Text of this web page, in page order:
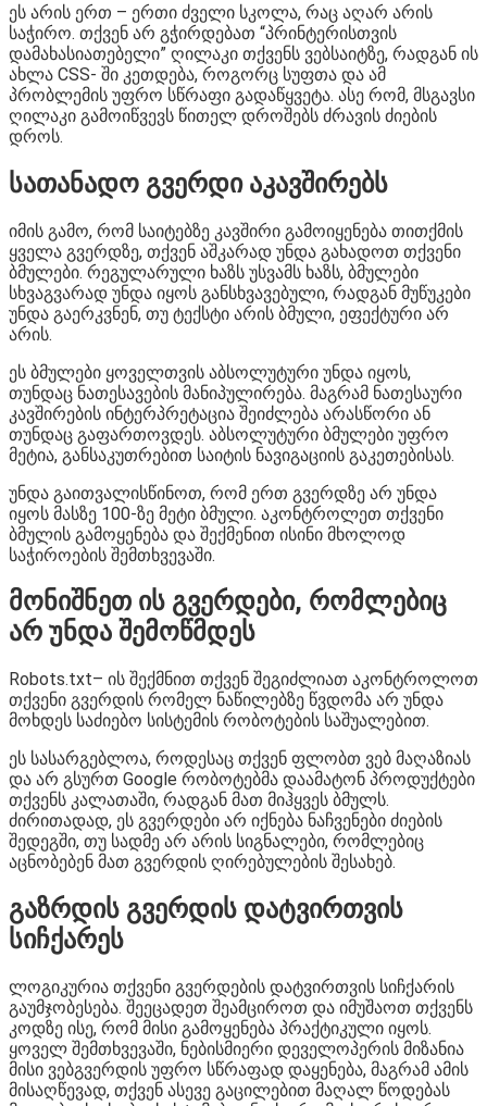
ეს არის ერთ – ერთი ძველი სკოლა, რაც აღარ არის
საჭირო. თქვენ არ გჭირდებათ “პრინტერისთვის
დამახასიათებელი” ღილაკი თქვენს ვებსაიტზე, რადგან ის
ახლა CSS- ში კეთდება, როგორც სუფთა და ამ
პრობლემის უფრო სწრაფი გადაწყვეტა. ასე რომ, მსგავსი
ღილაკი გამოიწვევს წითელ დროშებს ძრავის ძიების
დროს.
სათანადო გვერდი აკავშირებს
იმის გამო, რომ საიტებზე კავშირი გამოიყენება თითქმის
ყველა გვერდზე, თქვენ აშკარად უნდა გახადოთ თქვენი
ბმულები. რეგულარული ხაზს უსვამს ხაზს, ბმულები
სხვაგვარად უნდა იყოს განსხვავებული, რადგან მუწუკები
უნდა გაერკვნენ, თუ ტექსტი არის ბმული, ეფექტური არ
არის.
ეს ბმულები ყოველთვის აბსოლუტური უნდა იყოს,
თუნდაც ნათესავების მანიპულირება. მაგრამ ნათესაური
კავშირების ინტერპრეტაცია შეიძლება არასწორი ან
თუნდაც გაფართოვდეს. აბსოლუტური ბმულები უფრო
მეტია, განსაკუთრებით საიტის ნავიგაციის გაკეთებისას.
უნდა გაითვალისწინოთ, რომ ერთ გვერდზე არ უნდა
იყოს მასზე 100-ზე მეტი ბმული. აკონტროლეთ თქვენი
ბმულის გამოყენება და შექმენით ისინი მხოლოდ
საჭიროების შემთხვევაში.
მონიშნეთ ის გვერდები, რომლებიც
არ უნდა შემოწმდეს
Robots.txt– ის შექმნით თქვენ შეგიძლიათ აკონტროლოთ
თქვენი გვერდის რომელ ნაწილებზე წვდომა არ უნდა
მოხდეს საძიებო სისტემის რობოტების საშუალებით.
ეს სასარგებლოა, როდესაც თქვენ ფლობთ ვებ მაღაზიას
და არ გსურთ Google რობოტებმა დაამატონ პროდუქტები
თქვენს კალათაში, რადგან მათ მიჰყვეს ბმულს.
ძირითადად, ეს გვერდები არ იქნება ნაჩვენები ძიების
შედეგში, თუ სადმე არ არის სიგნალები, რომლებიც
აცნობებენ მათ გვერდის ღირებულების შესახებ.
გაზრდის გვერდის დატვირთვის
სიჩქარეს
ლოგიკურია თქვენი გვერდების დატვირთვის სიჩქარის
გაუმჯობესება. შეეცადეთ შეამციროთ და იმუშაოთ თქვენს
კოდზე ისე, რომ მისი გამოყენება პრაქტიკული იყოს.
ყოველ შემთხვევაში, ნებისმიერი დეველოპერის მიზანია
მისი ვებგვერდის უფრო სწრაფად დაყენება, მაგრამ ამის
მისაღწევად, თქვენ ასევე გაცილებით მაღალ წოდებას